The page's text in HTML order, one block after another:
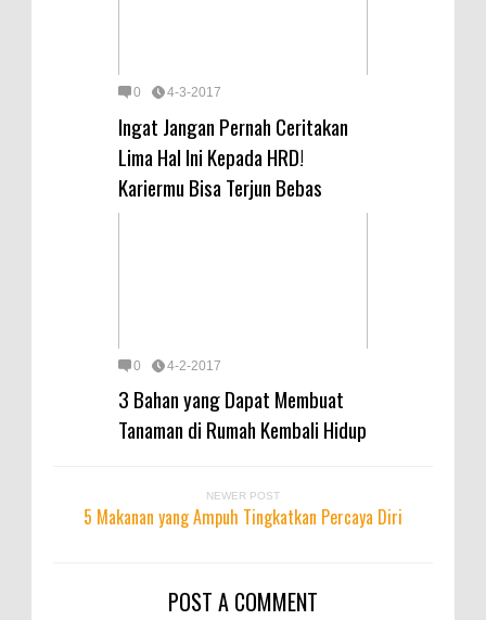
0 4-3-2017
Ingat Jangan Pernah Ceritakan
Lima Hal Ini Kepada HRD!
Kariermu Bisa Terjun Bebas
0 4-2-2017
3 Bahan yang Dapat Membuat
Tanaman di Rumah Kembali Hidup
NEWER POST
5 Makanan yang Ampuh Tingkatkan Percaya Diri
POST A COMMENT